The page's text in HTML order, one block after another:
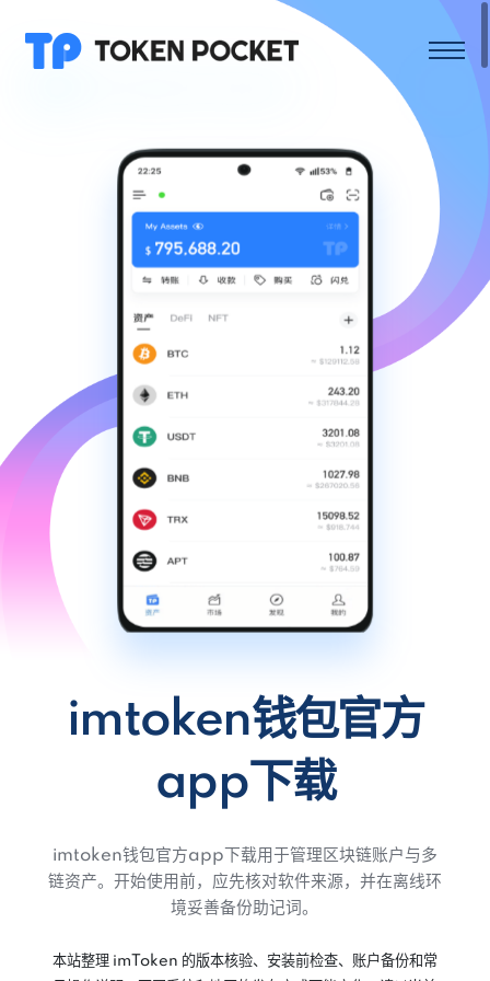
imtoken钱包官方
app下载
imtoken钱包官方app下载用于管理区块链账户与多
链资产。开始使用前，应先核对软件来源，并在离线环
境妥善备份助记词。
本站整理 imToken 的版本核验、安装前检查、账户备份和常